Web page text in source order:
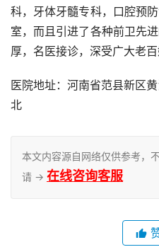
科，牙体牙髓专科，口腔预
室，而且引进了各种前卫先
厚，名医接诊，深受广大老百
医院地址：河南省范县新区
北
本文内容源自网络仅供参考，
请 → 在线咨询客服